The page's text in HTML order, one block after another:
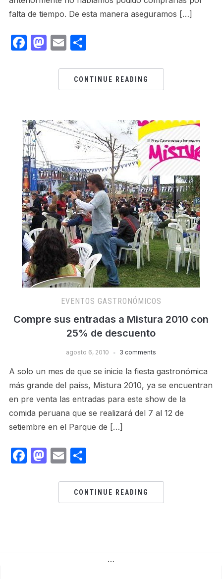
falta de tiempo. De esta manera aseguramos […]
Facebook
Mastodon
EmailShare
CONTINUE READING
EVENTOS GASTRONÓMICOS
Compre sus entradas a Mistura 2010 con
25% de descuento
agosto 6, 2010 3 comments
A solo un mes de que se inicie la fiesta gastronómica
más grande del paíss, Mistura 2010, ya se encuentran
en pre venta las entradas para este show de la
comida peruana que se realizará del 7 al 12 de
setiembre en el Parque de […]
Facebook
Mastodon
EmailShare
CONTINUE READING
…